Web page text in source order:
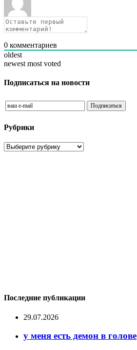
0 комментариев
oldest
newest most voted
Подписаться на новости
Рубрики
Рубрики
Последние публикации
29.07.2026
у меня есть демон в голове